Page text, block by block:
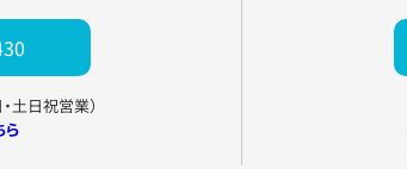
土日祝営業）
ら